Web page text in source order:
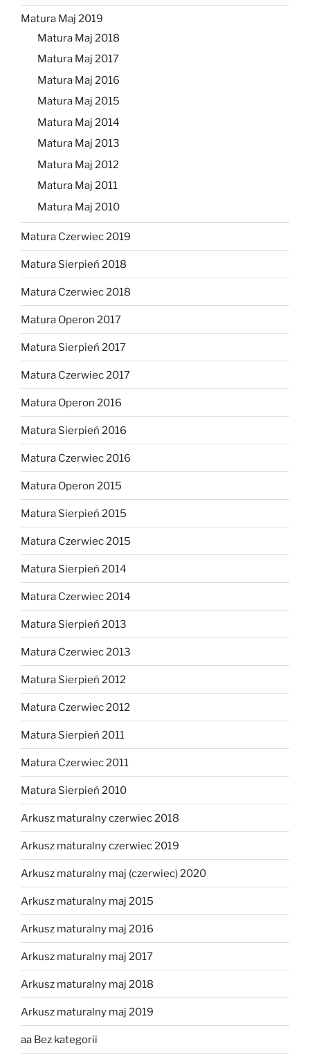
Matura Maj 2019
Matura Maj 2018
Matura Maj 2017
Matura Maj 2016
Matura Maj 2015
Matura Maj 2014
Matura Maj 2013
Matura Maj 2012
Matura Maj 2011
Matura Maj 2010
Matura Czerwiec 2019
Matura Sierpień 2018
Matura Czerwiec 2018
Matura Operon 2017
Matura Sierpień 2017
Matura Czerwiec 2017
Matura Operon 2016
Matura Sierpień 2016
Matura Czerwiec 2016
Matura Operon 2015
Matura Sierpień 2015
Matura Czerwiec 2015
Matura Sierpień 2014
Matura Czerwiec 2014
Matura Sierpień 2013
Matura Czerwiec 2013
Matura Sierpień 2012
Matura Czerwiec 2012
Matura Sierpień 2011
Matura Czerwiec 2011
Matura Sierpień 2010
Arkusz maturalny czerwiec 2018
Arkusz maturalny czerwiec 2019
Arkusz maturalny maj (czerwiec) 2020
Arkusz maturalny maj 2015
Arkusz maturalny maj 2016
Arkusz maturalny maj 2017
Arkusz maturalny maj 2018
Arkusz maturalny maj 2019
aa Bez kategorii